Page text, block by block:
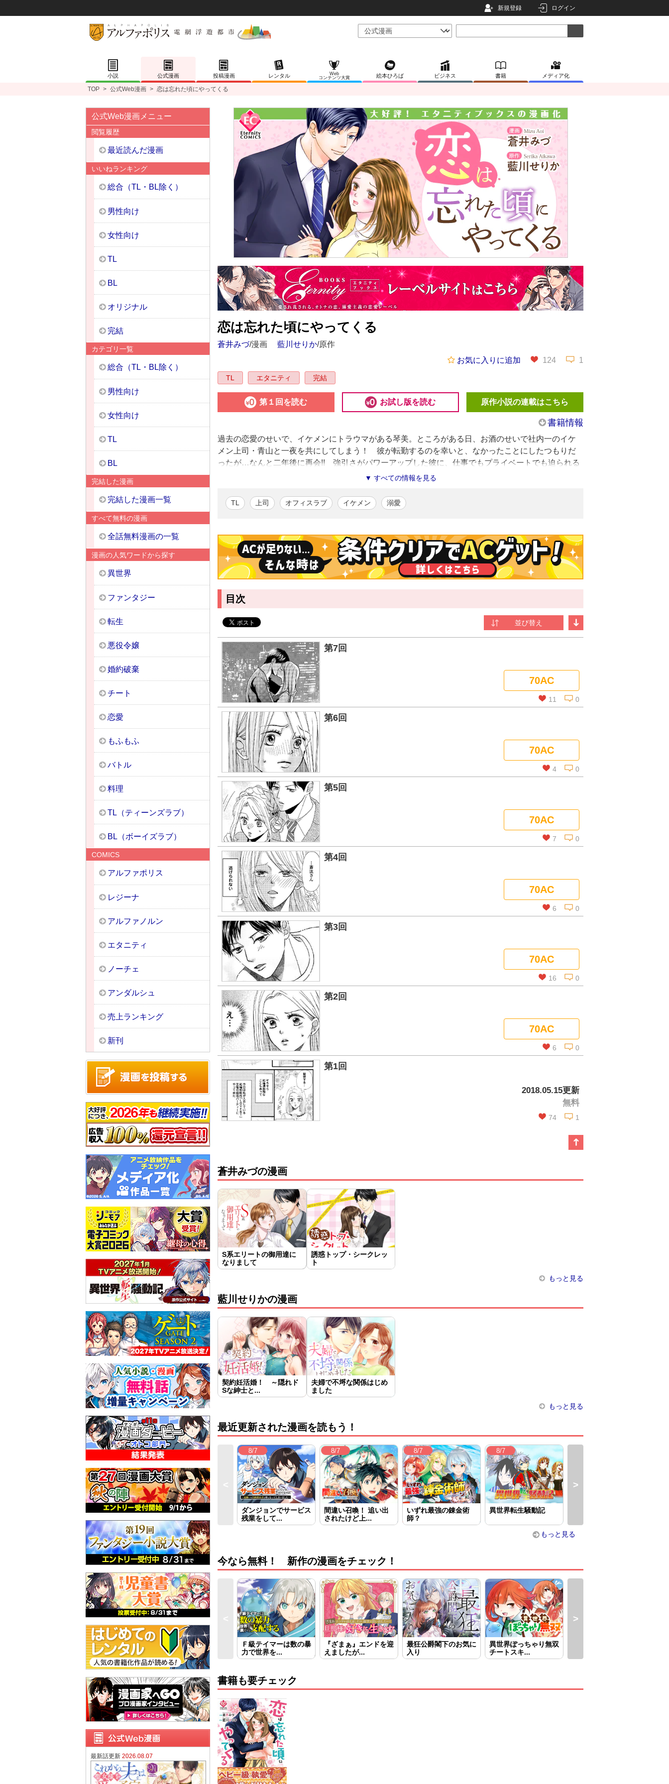
新規登録 ログイン
小説 公式漫画 投稿漫画 レンタル
Web
コンテンツ大賞
絵本ひろば ビジネス 書籍 メディア化
TOP > 公式Web漫画 > 恋は忘れた頃にやってくる
恋は忘れた頃にやってくる
蒼井みづ/漫画 藍川せりか/原作
お気に入りに追加
124 1
TL エタニティ 完結
第１回を読む お試し版を読む 原作小説の連載はこちら
書籍情報
過去の恋愛のせいで、イケメンにトラウマがある琴美。ところがある日、お酒のせいで社内一のイケ
メン上司・青山と一夜を共にしてしまう！ 彼が転勤するのを幸いと、なかったことにしたつもりだ
ったが…なんと二年後に再会!! 強引さがパワーアップした彼に、仕事でもプライベートでも迫られる
ようになってしまい――!? 臆病女子と強引系上司のコミカル・ラブが待望の漫画化！
蒼井みづ/漫画
ティーンズラブコミックを中心に活躍中。代表作に「誘惑トップ・シークレット」（原作：加地アヤメ、アルフ
藍川せりか/原作
８月２１日生まれ、心配性のＡ型。
お酒が大好きなのにビールが飲めないという残念な人。
俺様セレブとマッチョが大好物。
ラブコメ命、ラブコメ道驀進中！
▼ すべての情報を見る
TL 上司 オフィスラブ イケメン 溺愛
目次
第7回
70AC
11 0
コメントを見る
第6回
70AC
4 0
コメントを見る
第5回
70AC
7 0
コメントを見る
第4回
70AC
6 0
コメントを見る
第3回
70AC
16 0
コメントを見る
第2回
70AC
6 0
第1回
2018.05.15更新
無料
74 1
蒼井みづの漫画
S系エリートの御用達に
なりまして
誘惑トップ・シークレッ
ト
もっと見る
藍川せりかの漫画
契約妊活婚！ ～隠れド
Sな紳士と...
夫婦で不埒な関係はじめ
ました
もっと見る
最近更新された漫画を読もう！
8/7
ダンジョンでサービス
残業をして...
8/7
間違い召喚！ 追い出
されたけど上...
8/7
いずれ最強の錬金術
師？
8/7
異世界転生騒動記
もっと見る
今なら無料！ 新作の漫画をチェック！
Ｆ級テイマーは数の暴
力で世界を...
『ざまぁ』エンドを迎
えましたが...
最狂公爵閣下のお気に
入り
異世界ぽっちゃり無双
チートスキ...
書籍も要チェック
公式Web漫画メニュー
閲覧履歴
最近読んだ漫画
いいねランキング
総合（TL・BL除く）
男性向け
女性向け
TL
BL
オリジナル
完結
カテゴリ一覧
総合（TL・BL除く）
男性向け
女性向け
TL
BL
完結した漫画
完結した漫画一覧
すべて無料の漫画
全話無料漫画の一覧
漫画の人気ワードから探す
異世界
ファンタジー
転生
悪役令嬢
婚約破棄
チート
恋愛
もふもふ
バトル
料理
TL（ティーンズラブ）
BL（ボーイズラブ）
COMICS
アルファポリス
レジーナ
アルファノルン
エタニティ
ノーチェ
アンダルシュ
売上ランキング
新刊
最新話更新 2026.08.07